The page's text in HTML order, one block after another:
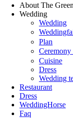
About The
Wedding
Wedding
Plan
Cuisine
Dress
Wedding
Restaurant
Dress
WeddingHorse
Faq